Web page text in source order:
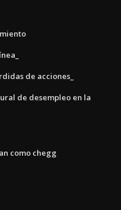
de acciones_
de desempleo en la
como chegg